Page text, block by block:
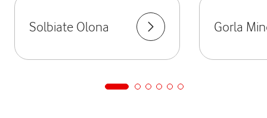
Solbiate Olona Gorla